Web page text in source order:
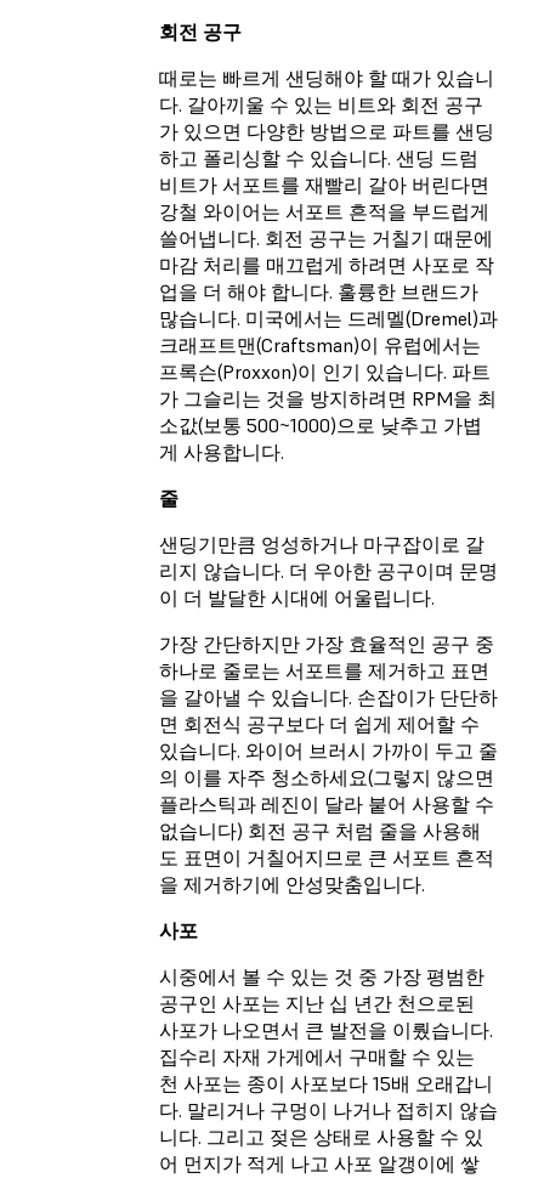
회전 공구
때로는 빠르게 샌딩해야 할 때가 있습니
다. 갈아끼울 수 있는 비트와 회전 공구
가 있으면 다양한 방법으로 파트를 샌딩
하고 폴리싱할 수 있습니다. 샌딩 드럼
비트가 서포트를 재빨리 갈아 버린다면
강철 와이어는 서포트 흔적을 부드럽게
쓸어냅니다. 회전 공구는 거칠기 때문에
마감 처리를 매끄럽게 하려면 사포로 작
업을 더 해야 합니다. 훌륭한 브랜드가
많습니다. 미국에서는 드레멜(Dremel)과
크래프트맨(Craftsman)이 유럽에서는
프록슨(Proxxon)이 인기 있습니다. 파트
가 그슬리는 것을 방지하려면 RPM을 최
소값(보통 500~1000)으로 낮추고 가볍
게 사용합니다.
줄
샌딩기만큼 엉성하거나 마구잡이로 갈
리지 않습니다. 더 우아한 공구이며 문명
이 더 발달한 시대에 어울립니다.
가장 간단하지만 가장 효율적인 공구 중
하나로 줄로는 서포트를 제거하고 표면
을 갈아낼 수 있습니다. 손잡이가 단단하
면 회전식 공구보다 더 쉽게 제어할 수
있습니다. 와이어 브러시 가까이 두고 줄
의 이를 자주 청소하세요(그렇지 않으면
플라스틱과 레진이 달라 붙어 사용할 수
없습니다) 회전 공구 처럼 줄을 사용해
도 표면이 거칠어지므로 큰 서포트 흔적
을 제거하기에 안성맞춤입니다.
사포
시중에서 볼 수 있는 것 중 가장 평범한
공구인 사포는 지난 십 년간 천으로된
사포가 나오면서 큰 발전을 이뤘습니다.
집수리 자재 가게에서 구매할 수 있는
천 사포는 종이 사포보다 15배 오래갑니
다. 말리거나 구멍이 나거나 접히지 않습
니다. 그리고 젖은 상태로 사용할 수 있
어 먼지가 적게 나고 사포 알갱이에 쌓